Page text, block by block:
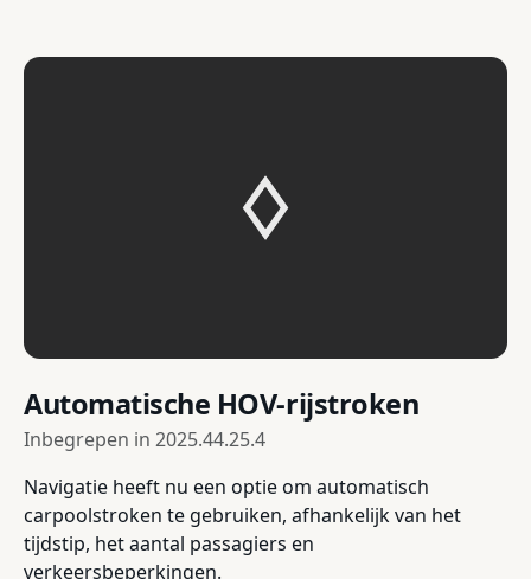
Automatische HOV-rijstroken
Inbegrepen in 2025.44.25.4
Navigatie heeft nu een optie om automatisch
carpoolstroken te gebruiken, afhankelijk van het
tijdstip, het aantal passagiers en
verkeersbeperkingen.